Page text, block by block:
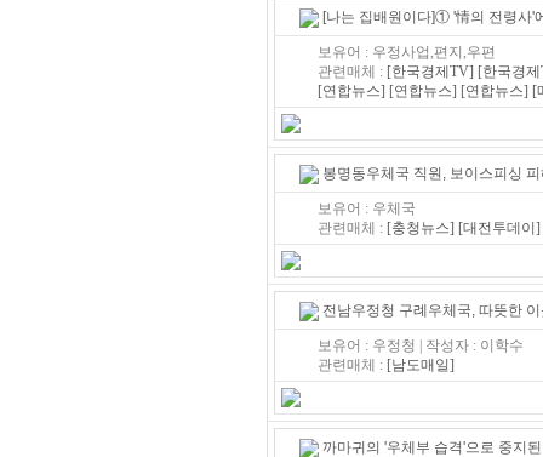
[나는 집배원이다]① '情의 전령사'
보유어 : 우정사업,편지,우편
관련매체 : [한국경제TV] [한국경
[연합뉴스] [연합뉴스] [연합뉴스] [
봉명동우체국 직원, 보이스피싱
보유어 : 우체국
관련매체 : [충청뉴스] [대전투데이]
전남우정청 구례우체국, 따뜻한
보유어 : 우정청 | 작성자 : 이학수
관련매체 : [남도매일]
까마귀의 '우체부 습격'으로 중지